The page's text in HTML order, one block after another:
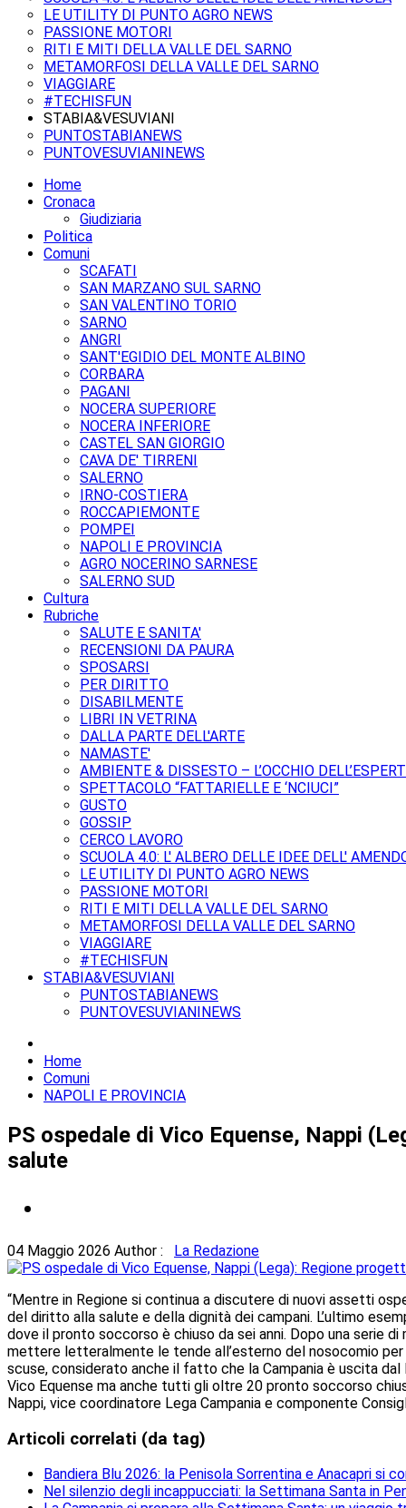
LE UTILITY DI PUNTO AGRO NEWS
PASSIONE MOTORI
RITI E MITI DELLA VALLE DEL SARNO
METAMORFOSI DELLA VALLE DEL SARNO
VIAGGIARE
#TECHISFUN
STABIA&VESUVIANI
PUNTOSTABIANEWS
PUNTOVESUVIANINEWS
Home
Cronaca
Giudiziaria
Politica
Comuni
SCAFATI
SAN MARZANO SUL SARNO
SAN VALENTINO TORIO
SARNO
ANGRI
SANT'EGIDIO DEL MONTE ALBINO
CORBARA
PAGANI
NOCERA SUPERIORE
NOCERA INFERIORE
CASTEL SAN GIORGIO
CAVA DE' TIRRENI
SALERNO
IRNO-COSTIERA
ROCCAPIEMONTE
POMPEI
NAPOLI E PROVINCIA
AGRO NOCERINO SARNESE
SALERNO SUD
Cultura
Rubriche
SALUTE E SANITA'
RECENSIONI DA PAURA
SPOSARSI
PER DIRITTO
DISABILMENTE
LIBRI IN VETRINA
DALLA PARTE DELL'ARTE
NAMASTE'
AMBIENTE & DISSESTO – L’OCCHIO
SPETTACOLO “FATTARIELLE E ‘NCIUCI”
GUSTO
GOSSIP
CERCO LAVORO
SCUOLA 4.0: L' ALBERO DELLE IDEE DELL'
LE UTILITY DI PUNTO AGRO NEWS
PASSIONE MOTORI
RITI E MITI DELLA VALLE DEL SARNO
METAMORFOSI DELLA VALLE DEL SARNO
VIAGGIARE
#TECHISFUN
STABIA&VESUVIANI
PUNTOSTABIANEWS
PUNTOVESUVIANINEWS
Home
Comuni
NAPOLI E PROVINCIA
PS ospedale di Vico Equense, Nappi
salute
04 Maggio 2026 Author : La Redazione
“Mentre in Regione si continua a discutere di nuovi assetti
del diritto alla salute e della dignità dei campani. L’ultimo
dove il pronto soccorso è chiuso da sei anni. Dopo una serie
mettere letteralmente le tende all’esterno del nosocomio per
scuse, considerato anche il fatto che la Campania è uscita
Vico Equense ma anche tutti gli oltre 20 pronto soccorso
Nappi, vice coordinatore Lega Campania e componente
Articoli correlati (da tag)
Bandiera Blu 2026: la Penisola Sorrentina e Anacapri si
Nel silenzio degli incappucciati: la Settimana Santa in